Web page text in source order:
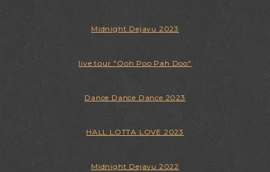
Midnight Dejavu 2023
live tour "Ooh Poo Pah Doo"
Dance Dance Dance 2023
HALL LOTTA LOVE 2023
Midnight Dejavu 2022